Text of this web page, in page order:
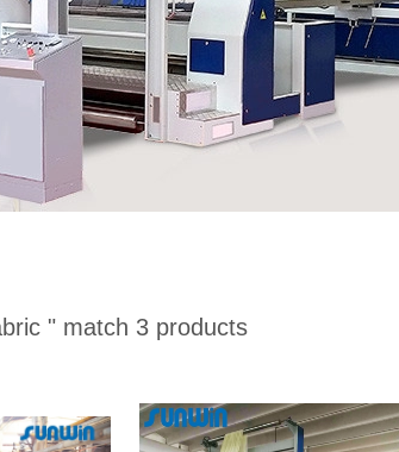
" match 3 products